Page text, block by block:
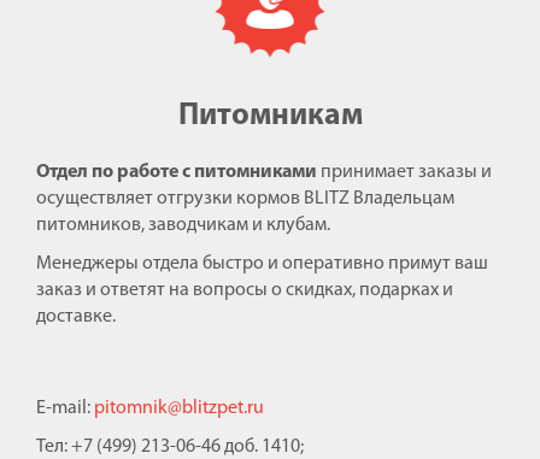
Питомникам
Отдел по работе с питомниками принимает заказы и
осуществляет отгрузки кормов BLITZ Владельцам
питомников, заводчикам и клубам.
Менеджеры отдела быстро и оперативно примут ваш
заказ и ответят на вопросы о скидках, подарках и
доставке.
E-mail: pitomnik@blitzpet.ru
Тел: +7 (499) 213-06-46 доб. 1410;